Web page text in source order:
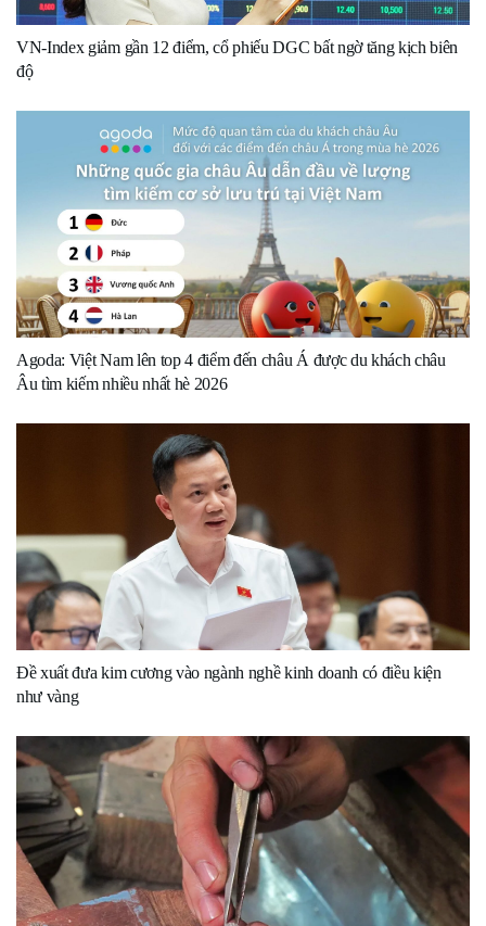
VN-Index giảm gần 12 điểm, cổ phiếu DGC bất ngờ tăng kịch biên
độ
Agoda: Việt Nam lên top 4 điểm đến châu Á được du khách châu
Âu tìm kiếm nhiều nhất hè 2026
Đề xuất đưa kim cương vào ngành nghề kinh doanh có điều kiện
như vàng